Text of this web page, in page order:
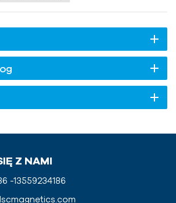
Z NAMI
-13559234186